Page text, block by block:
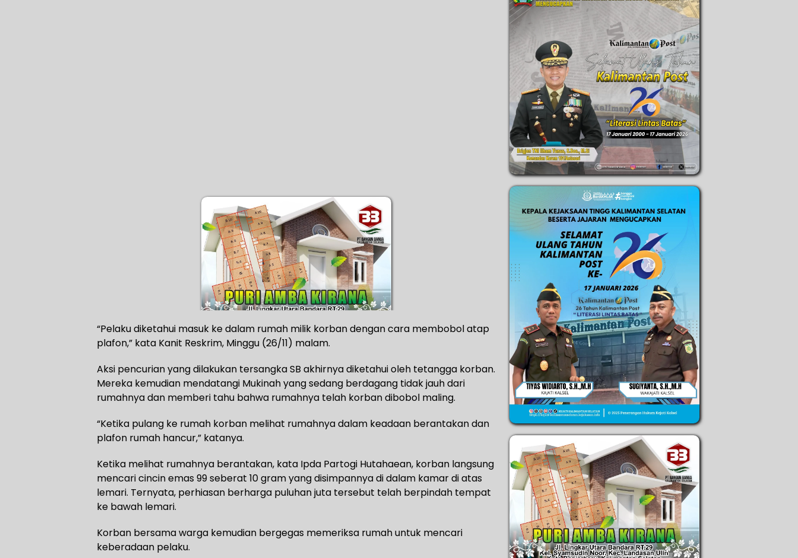
“Pelaku diketahui masuk ke dalam rumah milik korban dengan cara membobol atap
plafon,” kata Kanit Reskrim, Minggu (26/11) malam.
Aksi pencurian yang dilakukan tersangka SB akhirnya diketahui oleh tetangga korban.
Mereka kemudian mendatangi Mukinah yang sedang berdagang tidak jauh dari
rumahnya dan memberi tahu bahwa rumahnya telah korban dibobol maling.
“Ketika pulang ke rumah korban melihat rumahnya dalam keadaan berantakan dan
plafon rumah hancur,” katanya.
Ketika melihat rumahnya berantakan, kata Ipda Partogi Hutahaean, korban langsung
mencari cincin emas 99 seberat 10 gram yang disimpannya di dalam kamar di atas
lemari. Ternyata, perhiasan berharga puluhan juta tersebut telah berpindah tempat
ke bawah lemari.
Korban bersama warga kemudian bergegas memeriksa rumah untuk mencari
keberadaan pelaku.